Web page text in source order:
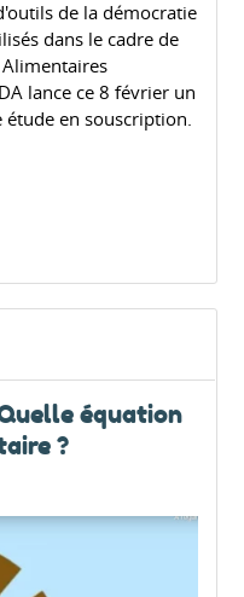
de la démocratie
dans le cadre de
lance ce 8 février un
en souscription.
équation
?